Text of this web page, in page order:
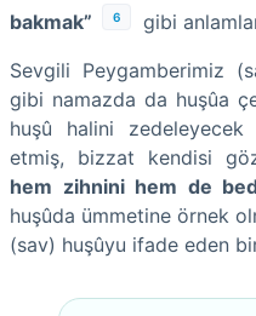
bakmak”
6
gibi
Sevgili Peygamberimiz
gibi namazda da huşûa
huşû halini zedeleyecek
etmiş, bizzat kendisi
hem zihnini hem de
huşûda ümmetine örnek
(sav) huşûyu ifade eden